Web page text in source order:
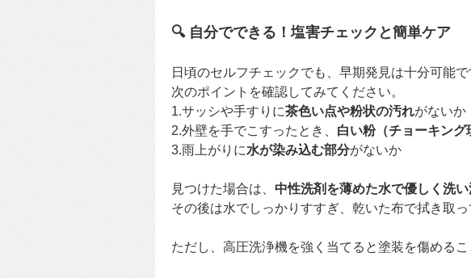
🔍 自分でできる！塩害チェックと簡単ケア
日頃のセルフチェックでも、早期発見は十分可能で
次のポイントを確認してみてください。
1.サッシや手すりに茶色い点や粉状の汚れがないか
2.外壁を手でこすったとき、 白い粉（チョーキング
3.雨上がりに水が染み込む部分がないか
見つけた場合は、 中性洗剤を薄めた水で優しく洗
その後は水でしっかりすすぎ、乾いた布で拭き取っ
ただし、高圧洗浄機を強く当てると塗装を傷めるこ